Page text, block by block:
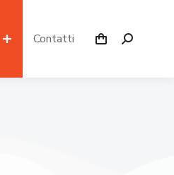
Contatti